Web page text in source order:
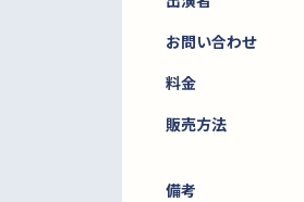
お問い合わせ
料金
販売方法
備考